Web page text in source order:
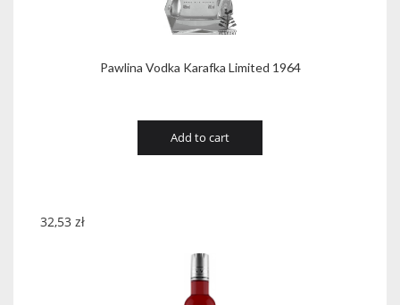
Pawlina Vodka Karafka Limited 1964
Add to cart
32,53 zł